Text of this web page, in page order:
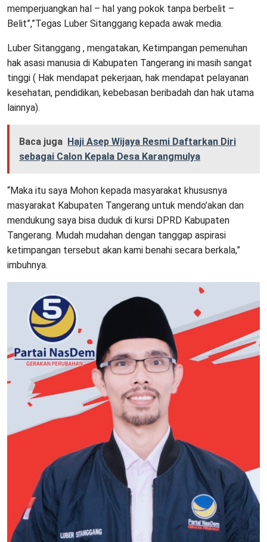
memperjuangkan hal – hal yang pokok tanpa berbelit –
Belit”,”Tegas Luber Sitanggang kepada awak media.
Luber Sitanggang , mengatakan, Ketimpangan pemenuhan
hak asasi manusia di Kabupaten Tangerang ini masih sangat
tinggi ( Hak mendapat pekerjaan, hak mendapat pelayanan
kesehatan, pendidikan, kebebasan beribadah dan hak utama
lainnya).
Baca juga Haji Asep Wijaya Resmi Daftarkan Diri
sebagai Calon Kepala Desa Karangmulya
“Maka itu saya Mohon kepada masyarakat khususnya
masyarakat Kabupaten Tangerang untuk mendo’akan dan
mendukung saya bisa duduk di kursi DPRD Kabupaten
Tangerang. Mudah mudahan dengan tanggap aspirasi
ketimpangan tersebut akan kami benahi secara berkala,”
imbuhnya.